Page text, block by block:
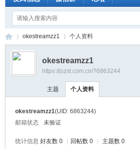
›
okestreamzz1 个人资料
okestreamzz1
https://jszst.com.cn/?6863244
主题 个人资料
okestreamzz1(UID: 6863244)
邮箱状态
未验证
统计信息 好友数 0 回帖数 0 主题数 0